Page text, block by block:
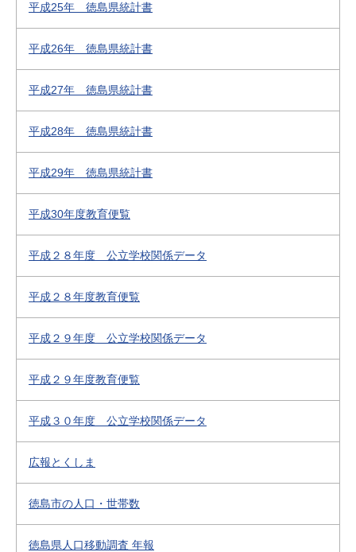
平成25年 徳島県統計書
平成26年 徳島県統計書
平成27年 徳島県統計書
平成28年 徳島県統計書
平成29年 徳島県統計書
平成30年度教育便覧
平成２８年度 公立学校関係データ
平成２８年度教育便覧
平成２９年度 公立学校関係データ
平成２９年度教育便覧
平成３０年度 公立学校関係データ
広報とくしま
徳島市の人口・世帯数
徳島県人口移動調査 年報